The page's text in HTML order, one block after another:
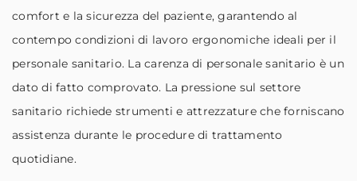
comfort e la sicurezza del paziente, garantendo al
contempo condizioni di lavoro ergonomiche ideali per il
personale sanitario. La carenza di personale sanitario è un
dato di fatto comprovato. La pressione sul settore
sanitario richiede strumenti e attrezzature che forniscano
assistenza durante le procedure di trattamento
quotidiane.